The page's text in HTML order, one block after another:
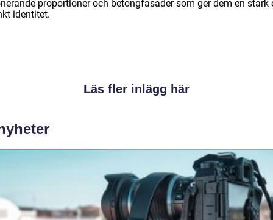
proportioner och betongfasader som ger dem en stark
identitet.
Läs fler inlägg här